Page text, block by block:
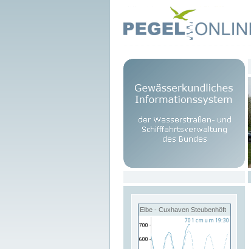
Elbe - Cuxhaven Steubenhöft